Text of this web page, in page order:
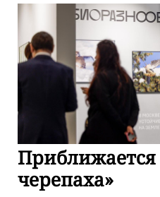
Приближается
черепаха»